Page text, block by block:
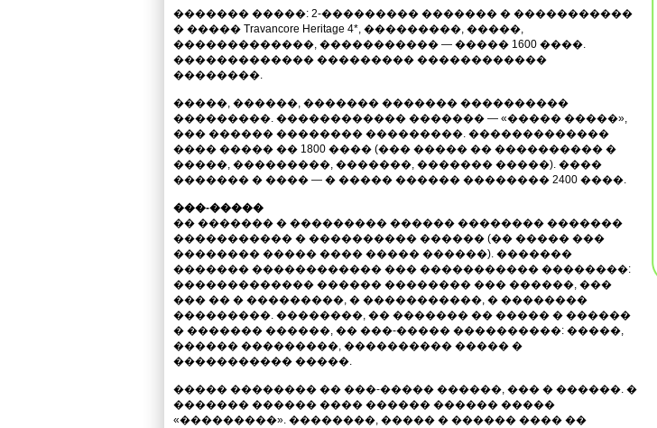
������� �����: 2-��������� ������� � �����������
� ����� Travancore Heritage 4*, ���������, �����,
�������������, ����������� — ����� 1600 ����.
������������� ��������� ������������
��������.
�����, ������, ������� ������� ����������
���������. ������������ ������� — «����� �����»,
��� ������ �������� ���������. �������������
���� ����� �� 1800 ���� (��� ����� �� ���������� �
�����, ���������, �������, ������� �����). ����
������� � ���� — � ����� ������ �������� 2400 ����.
���-�����
�� ������� � ��������� ������ �������� �������
����������� � ���������� ������ (�� ����� ���
�������� ����� ���� ����� ������). �������
������� ������������ ��� ����������� ��������:
������������� ������ �������� ��� ������, ���
��� �� � ���������, � �����������, � ��������
���������. ��������, �� ������� �� ����� � ������
� ������� ������, �� ���-����� ����������: �����,
������ ���������, ���������� ����� �
����������� �����.
����� �������� �� ���-����� ������, ��� � ������. �
������� ������ ���� ������ ������ �����
«���������». ��������, ����� � ������ ���� ��